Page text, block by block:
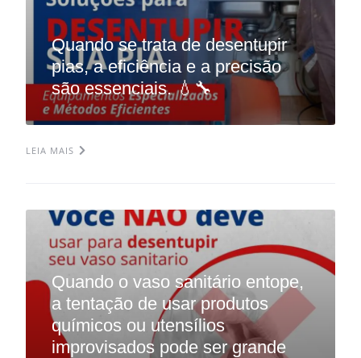
Quando se trata de desentupir
pias, a eficiência e a precisão
são essenciais. 💧🔧
LEIA MAIS
Quando o vaso sanitário entope,
a tentação de usar produtos
químicos ou utensílios
improvisados pode ser grande